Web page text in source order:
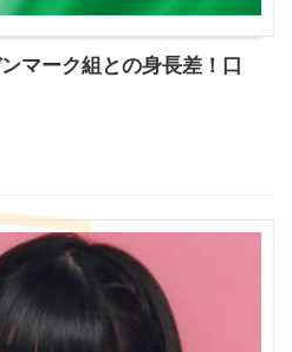
マーク組との身長差！口